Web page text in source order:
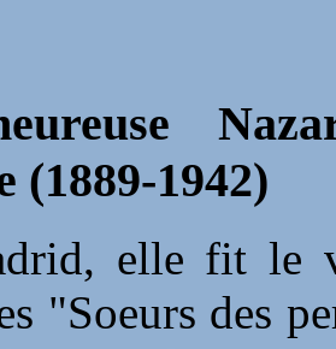
(1889-1942)
elle fit le
"Soeurs des